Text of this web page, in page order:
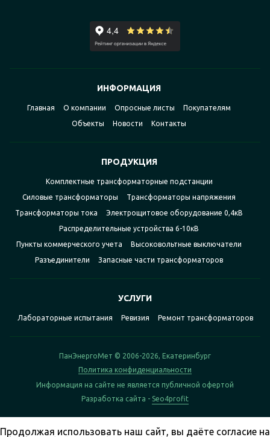
ИНФОРМАЦИЯ
Главная О компании Опросные листы
Покупателям
Объекты
Новости Контакты
ПРОДУКЦИЯ
Комплектные трансформаторные подстанции
Силовые трансформаторы
Трансформаторы напряжения
Трансформаторы тока
Электрощитовое оборудование 0,4кВ
Распределительные устройства 6-10кВ
Пункты коммерческого учета
Высоковольтные выключатели
Разъединители
Запасные части трансформаторов
УСЛУГИ
Лабораторные испытания Ревизия Ремонт трансформаторов
ПанЭнергоМет © 2006-2026, Екатеринбург
Политика конфиденциальности
Информация на сайте не является публичной офертой
Разработка сайта - Seo4profit
Продолжая использовать наш сайт, вы даёте согласие на